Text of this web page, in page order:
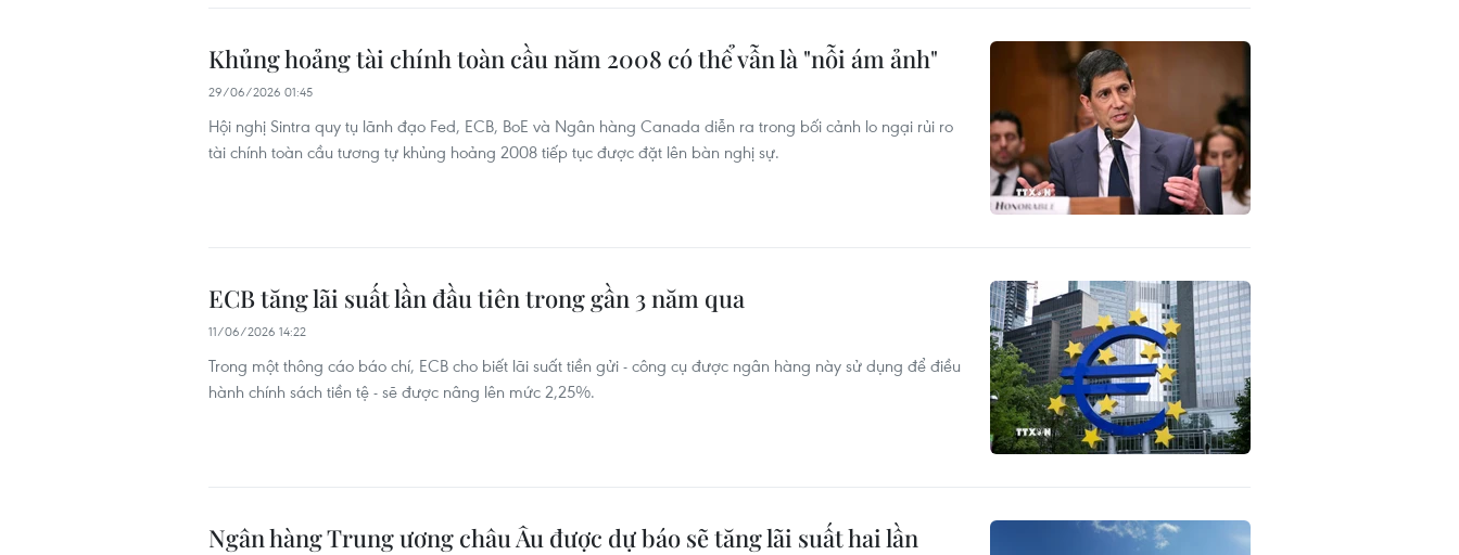
Khủng hoảng tài chính toàn cầu năm 2008 có thể vẫn là "nỗi ám ảnh"
29/06/2026 01:45
Hội nghị Sintra quy tụ lãnh đạo Fed, ECB, BoE và Ngân hàng Canada diễn ra trong bối cảnh lo ngại rủi ro
tài chính toàn cầu tương tự khủng hoảng 2008 tiếp tục được đặt lên bàn nghị sự.
ECB tăng lãi suất lần đầu tiên trong gần 3 năm qua
11/06/2026 14:22
Trong một thông cáo báo chí, ECB cho biết lãi suất tiền gửi - công cụ được ngân hàng này sử dụng để điều
hành chính sách tiền tệ - sẽ được nâng lên mức 2,25%.
Ngân hàng Trung ương châu Âu được dự báo sẽ tăng lãi suất hai lần